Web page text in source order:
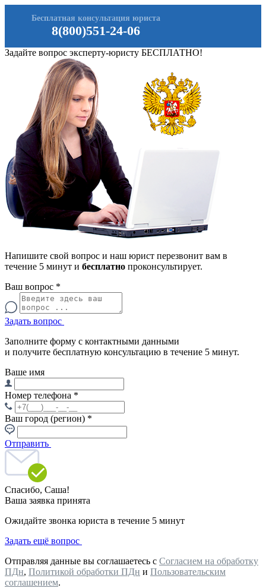
8(800)551-24-06
Бесплатная консультация юриста
Задайте вопрос эксперту-юристу БЕСПЛАТНО!
Напишите свой вопрос и наш юрист перезвонит вам в
течение 5 минут и бесплатно проконсультирует.
Ваш вопрос *
Задать вопрос
Заполните форму с контактными данными
и получите бесплатную консультацию в течение 5 минут.
Ваше имя
Номер телефона *
Ваш город (регион) *
Отправить
Спасибо, Саша!
Ваша заявка принята
Ожидайте звонка юриста в течение 5 минут
Задать ещё вопрос
Отправляя данные вы соглашаетесь с Согласием на обработку
ПДн, Политикой обработки ПДн и Пользовательским
соглашением.